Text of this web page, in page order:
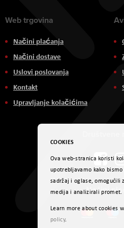
Web trgovina
Načini plaćanja
Načini dostave
Uslovi poslovanja
Kontakt
Upravljanje kolačićima
Načini
COOKIES
Ova web-stranica koristi
upotrebljavamo kako
sadržaj i oglase, omogućili
medija i analizirali promet.
Learn more about cookies
policy.